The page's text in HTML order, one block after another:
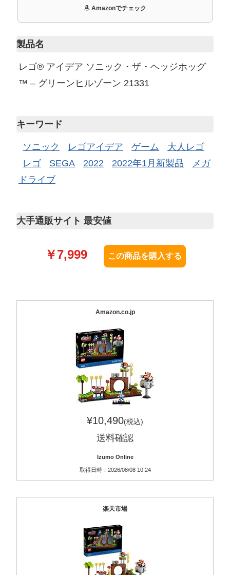
Amazonでチェック
製品名
レゴ® アイデア ソニック・ザ・ヘッジホッグ
™ – グリーンヒルゾーン 21331
キーワード
ソニック レゴアイデア ゲーム
大人レゴ
レゴ
SEGA 2022 2022年1月新製品
メガ
ドライブ
大手通販サイト 最安値
￥7,999
Amazon.co.jp
¥10,490(税込)
送料確認
Izumo Online
取得日時：2026/08/08 10:24
楽天市場